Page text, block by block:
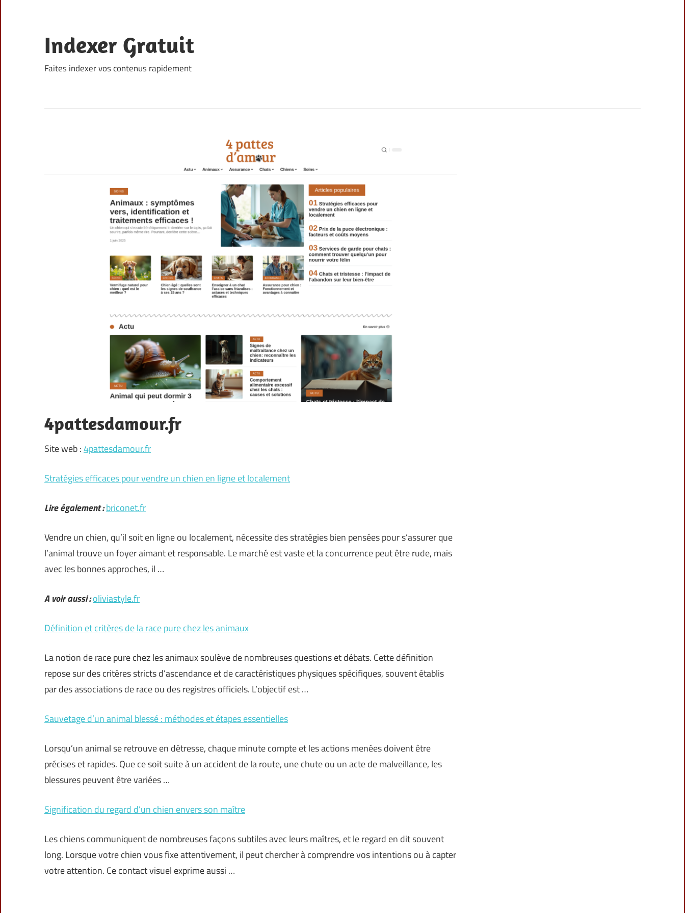
content
Indexer Gratuit
Faites indexer vos contenus rapidement
4pattesdamour.fr
Site web :4pattesdamour.fr
Stratégies efficaces pour vendre un chien en ligne et localement
Lire également :briconet.fr
Vendre un chien, qu’il soit en ligne ou localement, nécessite des stratégies bien pensées pour s’assurer que
l’animal trouve un foyer aimant et responsable. Le marché est vaste et la concurrence peut être rude, mais
avec les bonnes approches, il …
A voir aussi :oliviastyle.fr
Définition et critères de la race pure chez les animaux
La notion de race pure chez les animaux soulève de nombreuses questions et débats. Cette définition
repose sur des critères stricts d’ascendance et de caractéristiques physiques spécifiques, souvent établis
par des associations de race ou des registres officiels. L’objectif est …
Sauvetage d’un animal blessé : méthodes et étapes essentielles
Lorsqu’un animal se retrouve en détresse, chaque minute compte et les actions menées doivent être
précises et rapides. Que ce soit suite à un accident de la route, une chute ou un acte de malveillance, les
blessures peuvent être variées …
Signification du regard d’un chien envers son maître
Les chiens communiquent de nombreuses façons subtiles avec leurs maîtres, et le regard en dit souvent
long. Lorsque votre chien vous fixe attentivement, il peut chercher à comprendre vos intentions ou à capter
votre attention. Ce contact visuel exprime aussi …